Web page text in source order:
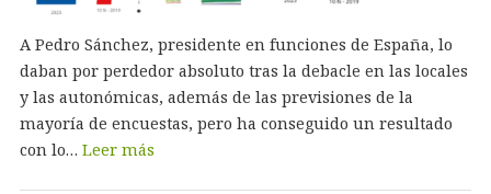
A Pedro Sánchez, presidente en funciones de España, lo
daban por perdedor absoluto tras la debacle en las locales
y las autonómicas, además de las previsiones de la
mayoría de encuestas, pero ha conseguido un resultado
con lo… Leer más